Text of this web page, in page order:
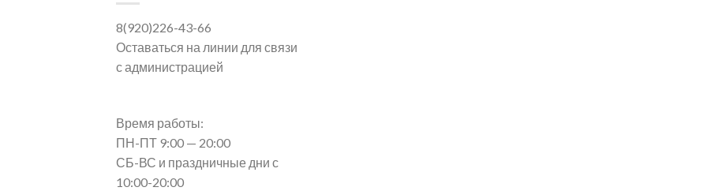
8(920)226-43-66
Оставаться на линии для связи
с администрацией
Время работы:
ПН-ПТ 9:00 — 20:00
СБ-ВС и праздничные дни с
10:00-20:00